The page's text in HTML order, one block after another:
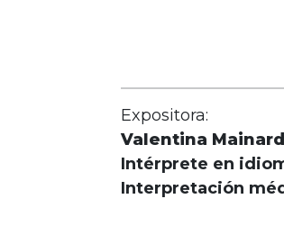
Expositora:
Valentina
Intérprete en
Interpretación